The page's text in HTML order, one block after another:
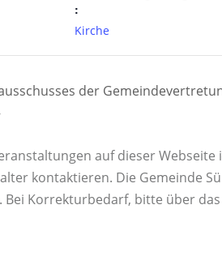
:
Kirche
der
auf dieser
kontaktieren. Die Gemeinde
Bei Korrekturbedarf, bitte über